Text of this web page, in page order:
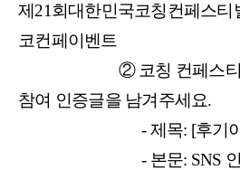
제21회대한민국코칭컨페스티
코컨페이벤트
② 코칭 컨페스티벌
참여 인증글을 남겨주세요.
- 제목: [후기이벤
- 본문: SNS 인증